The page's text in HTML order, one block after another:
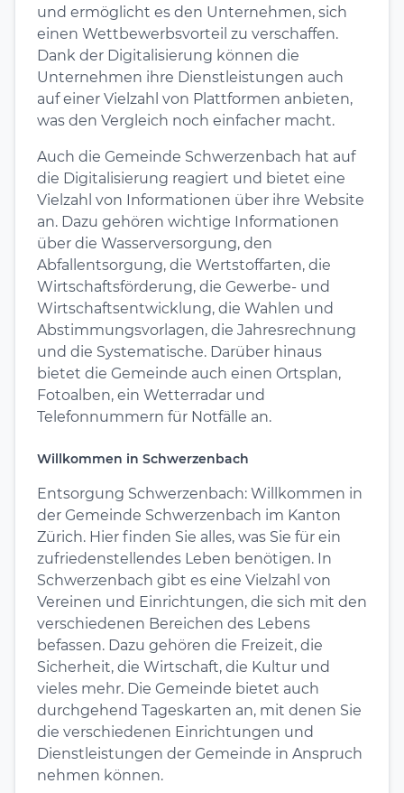
und ermöglicht es den Unternehmen, sich
einen Wettbewerbsvorteil zu verschaffen.
Dank der Digitalisierung können die
Unternehmen ihre Dienstleistungen auch
auf einer Vielzahl von Plattformen anbieten,
was den Vergleich noch einfacher macht.
Auch die Gemeinde Schwerzenbach hat auf
die Digitalisierung reagiert und bietet eine
Vielzahl von Informationen über ihre Website
an. Dazu gehören wichtige Informationen
über die Wasserversorgung, den
Abfallentsorgung, die Wertstoffarten, die
Wirtschaftsförderung, die Gewerbe- und
Wirtschaftsentwicklung, die Wahlen und
Abstimmungsvorlagen, die Jahresrechnung
und die Systematische. Darüber hinaus
bietet die Gemeinde auch einen Ortsplan,
Fotoalben, ein Wetterradar und
Telefonnummern für Notfälle an.
Willkommen in Schwerzenbach
Entsorgung Schwerzenbach: Willkommen in
der Gemeinde Schwerzenbach im Kanton
Zürich. Hier finden Sie alles, was Sie für ein
zufriedenstellendes Leben benötigen. In
Schwerzenbach gibt es eine Vielzahl von
Vereinen und Einrichtungen, die sich mit den
verschiedenen Bereichen des Lebens
befassen. Dazu gehören die Freizeit, die
Sicherheit, die Wirtschaft, die Kultur und
vieles mehr. Die Gemeinde bietet auch
durchgehend Tageskarten an, mit denen Sie
die verschiedenen Einrichtungen und
Dienstleistungen der Gemeinde in Anspruch
nehmen können.